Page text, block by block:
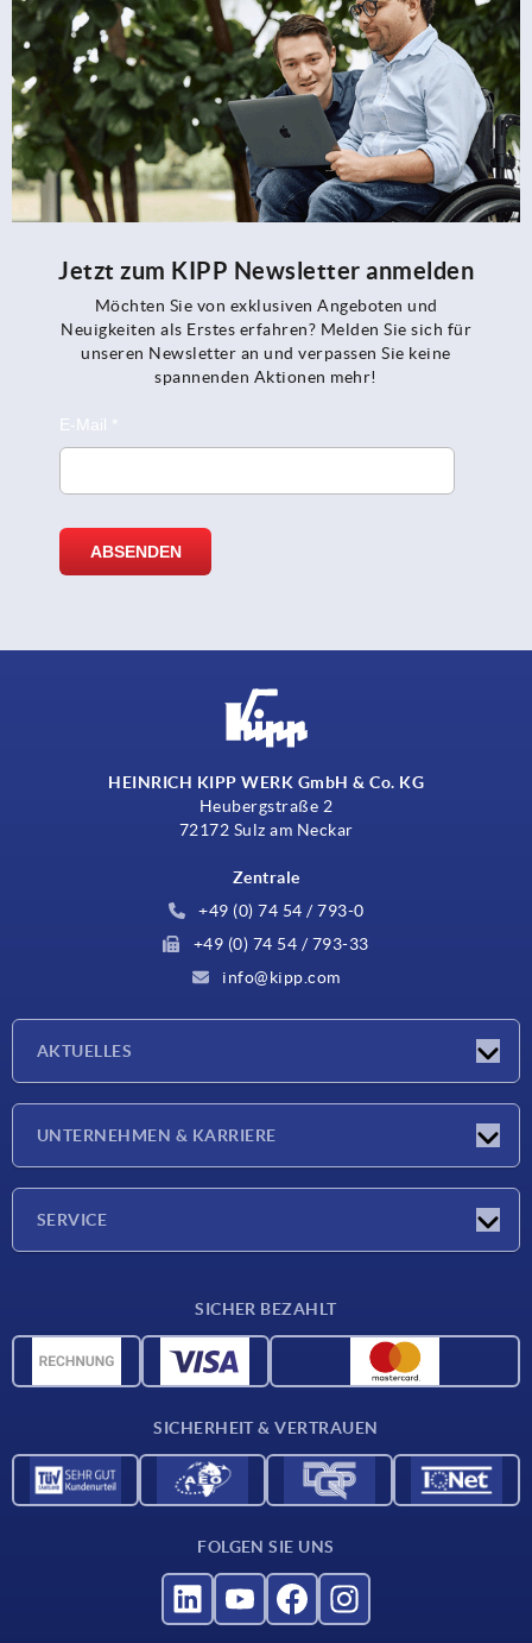
Jetzt zum KIPP Newsletter anmelden
Möchten Sie von exklusiven Angeboten und
Neuigkeiten als Erstes erfahren? Melden Sie sich für
unseren Newsletter an und verpassen Sie keine
spannenden Aktionen mehr!
HEINRICH KIPP WERK GmbH & Co. KG
Heubergstraße 2
72172 Sulz am Neckar
Zentrale
+49 (0) 74 54 / 793-0
+49 (0) 74 54 / 793-33
info@kipp.com
AKTUELLES
Presseberichte
UNTERNEHMEN & KARRIERE
SERVICE
Werkstoffübersicht
SICHER BEZAHLT
SICHERHEIT & VERTRAUEN
FOLGEN SIE UNS